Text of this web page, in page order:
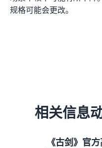
规格可能会更改。
相关信息
《古剑》官